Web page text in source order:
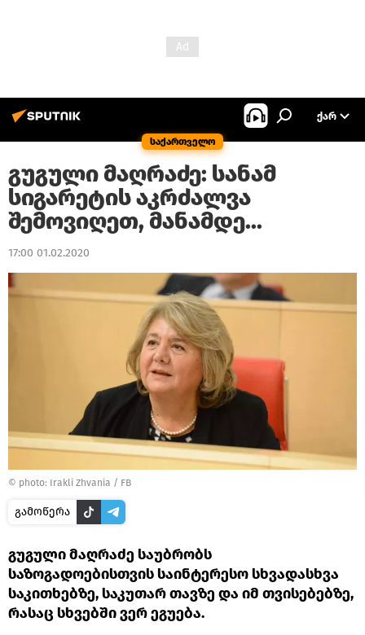
საქართველო
ᲥᲐᲠ
გუგული მაღრაძე: სანამ
სიგარეტის აკრძალვა
შემოვიღეთ, მანამდე...
17:00 01.02.2020
© photo: Irakli Zhvania / FB
გამოწერა
გუგული მაღრაძე საუბრობს
საზოგადოებისთვის საინტერესო სხვადასხვა
საკითხებზე, საკუთარ თავზე და იმ თვისებებზე,
რასაც სხვებში ვერ ეგუება.